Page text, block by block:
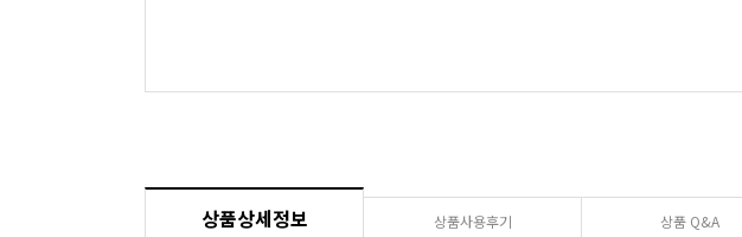
상품상세정보 상품사용후기 상품 Q&A